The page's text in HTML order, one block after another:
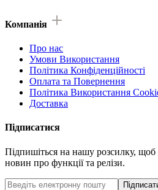
Компанія
Про нас
Умови Використання
Політика Конфіденційності
Оплата та Повернення
Політика Використання
Доставка
Підписатися
Підпишіться на нашу розсилку, щоб
новин про функції та релізи.